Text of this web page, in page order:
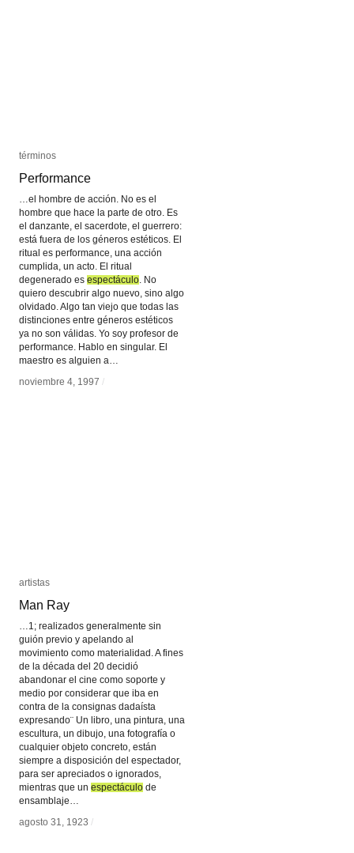
términos
Performance
…el hombre de acción. No es el
hombre que hace la parte de otro. Es
el danzante, el sacerdote, el guerrero:
está fuera de los géneros estéticos. El
ritual es performance, una acción
cumplida, un acto. El ritual
degenerado es espectáculo . No
quiero descubrir algo nuevo, sino algo
olvidado. Algo tan viejo que todas las
distinciones entre géneros estéticos
ya no son válidas. Yo soy profesor de
performance. Hablo en singular. El
maestro es alguien a…
noviembre 4, 1997 /
términos
Performance
espectáculo
noviembre 4, 1997 /
artistas
Man Ray
…1; realizados generalmente sin
guión previo y apelando al
movimiento como materialidad. A fines
de la década del 20 decidió
abandonar el cine como soporte y
medio por considerar que iba en
contra de la consignas dadaísta
expresando¨ Un libro, una pintura, una
escultura, un dibujo, una fotografía o
cualquier objeto concreto, están
siempre a disposición del espectador,
para ser apreciados o ignorados,
mientras que un espectáculo de
ensamblaje…
agosto 31, 1923 /
artistas
Man Ray
espectáculo
agosto 31, 1923 /